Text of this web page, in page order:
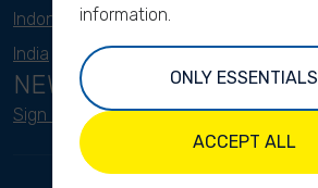
Indonesia
India
NEWSLETTER
Sign up here
information.
ONLY ESSENTIALS
ACCEPT ALL